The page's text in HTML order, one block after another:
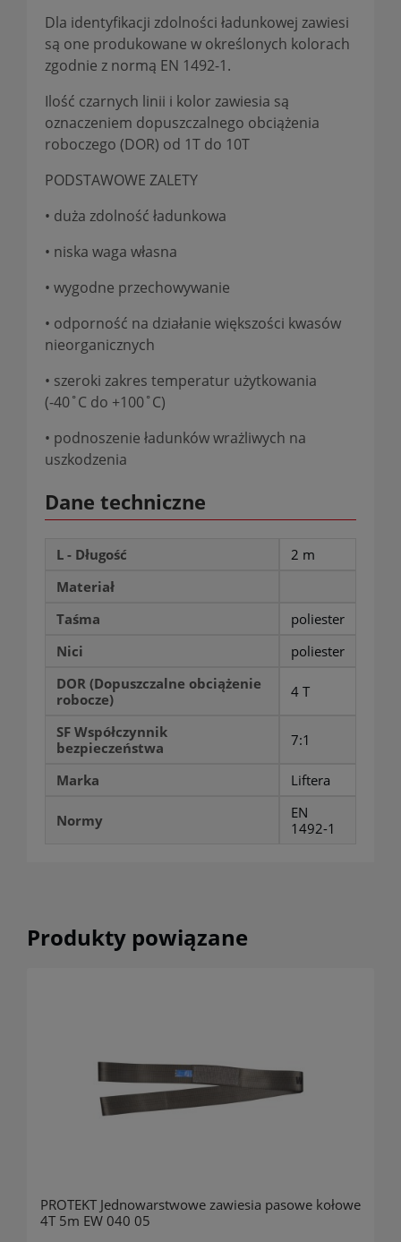
Dla identyfikacji zdolności ładunkowej zawiesi
są one produkowane w określonych kolorach
zgodnie z normą EN 1492-1.
Ilość czarnych linii i kolor zawiesia są
oznaczeniem dopuszczalnego obciążenia
roboczego (DOR) od 1T do 10T
PODSTAWOWE ZALETY
• duża zdolność ładunkowa
• niska waga własna
• wygodne przechowywanie
• odporność na działanie większości kwasów
nieorganicznych
• szeroki zakres temperatur użytkowania
(-40˚C do +100˚C)
• podnoszenie ładunków wrażliwych na
uszkodzenia
Dane techniczne
L - Długość
2 m
Materiał
Taśma
poliester
Nici
poliester
DOR (Dopuszczalne obciążenie
robocze)
4 T
SF Współczynnik
bezpieczeństwa
7:1
Marka Liftera
Normy
EN
1492-1
Produkty powiązane
PROTEKT Jednowarstwowe zawiesia pasowe kołowe
4T 5m EW 040 05